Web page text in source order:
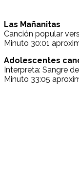
Las Mañanitas
Canción popular
Minuto 30:01
Adolescentes
Interpreta: Sangre
Minuto 33:05